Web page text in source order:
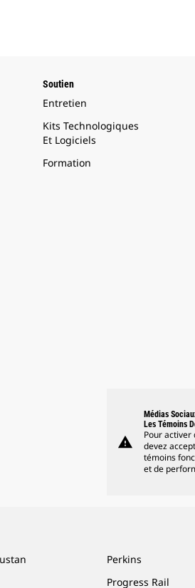
Soutien
Entretien
Kits Technologiques
Et Logiciels
Formation
warning
Médias
Les Témoins
Pour activer
devez
témoins
et de
Perkins
Progress Rail